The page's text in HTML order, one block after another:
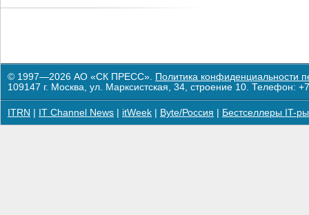
© 1997—2026 АО «СК ПРЕСС». Политика конфиденциальности
109147 г. Москва, ул. Марксистская, 34, строение 10. Телефон:
ITRN IT Channel News itWeek Byte/Россия Бестселлеры IT-